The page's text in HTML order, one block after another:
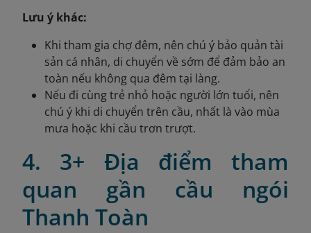
Lưu ý khác:
Khi tham gia chợ đêm, nên chú ý bảo quản tài
sản cá nhân, di chuyển về sớm để đảm bảo an
toàn nếu không qua đêm tại làng.
Nếu đi cùng trẻ nhỏ hoặc người lớn tuổi, nên
chú ý khi di chuyển trên cầu, nhất là vào mùa
mưa hoặc khi cầu trơn trượt.
4. 3+ Địa điểm tham
quan gần cầu ngói
Thanh Toàn